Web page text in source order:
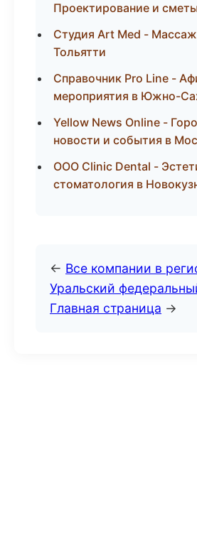
Проектирование и
Студия Art Med - Массаж
Тольятти
Справочник Pro Line -
мероприятия в Южно-
Yellow News Online -
новости и события в
ООО Clinic Dental -
стоматология в
← Все компании в
Уральский
Главная страница →